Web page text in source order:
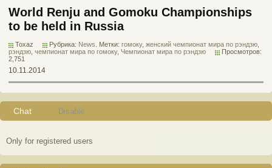
World Renju and Gomoku Championships
to be held in Russia
Toxaz Рубрика: News . Метки: гомоку, женский чемпионат мира по рэндзю
рэндзю чемпионат мира по гомоку, Чемпионат мира по рэндзю
Просмотров:
2,751
10.11.2014
Chat Disable
Only for registered users